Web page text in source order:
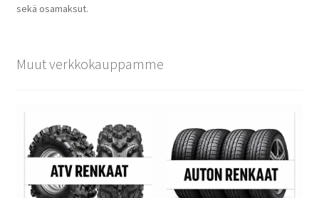
sekä osamaksut.
Muut verkkokauppamme